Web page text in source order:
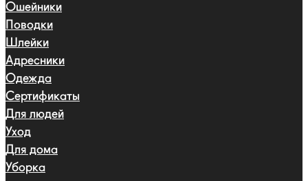
Ошейники
Поводки
Шлейки
Адресники
Одежда
Сертификаты
Для людей
Уход
Для дома
Уборка